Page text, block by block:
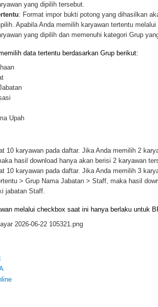
yang dipilih tersebut.
: Format impor bukti potong yang dihasilkan
Apabila Anda memilih karyawan tertentu
yang dipilih dan memenuhi kategori Grup
data tertentu berdasarkan Grup berikut:
Upah
10 karyawan pada daftar. Jika Anda memilih 2
hasil download hanya akan berisi 2 karyawan
10 karyawan pada daftar. Jika Anda memilih 3
> Grup Nama Jabatan > Staff, maka hasil
jabatan Staff.
melalui checkbox saat ini hanya berlaku untuk